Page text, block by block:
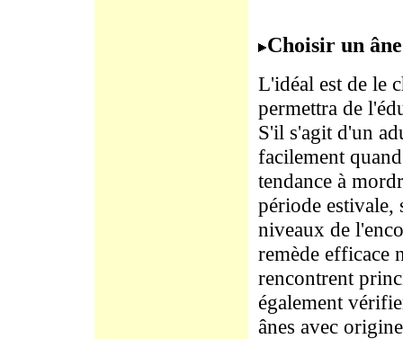
Choisir un
L'idéal est de le
permettra de
S'il s'agit d'un
facilement
tendance à
période estivale,
niveaux de
remède efficace
rencontrent
également
ânes avec